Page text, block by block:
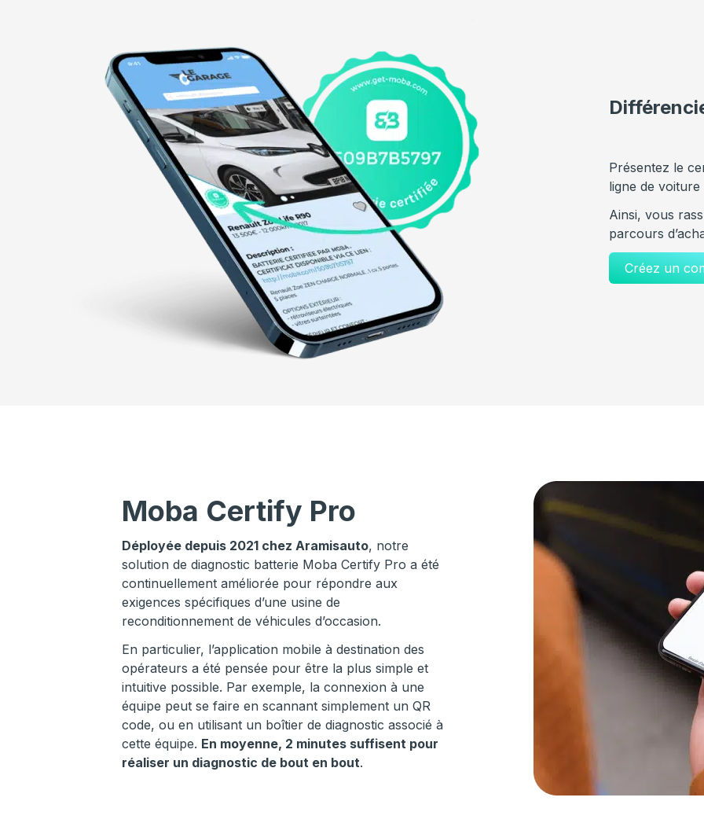
Présentez le
ligne de voiture
Ainsi, vous
parcours
Créez un
Moba Certify Pro
Déployée depuis 2021 chez Aramisauto, notre
solution de diagnostic batterie Moba Certify Pro a été
continuellement améliorée pour répondre aux
exigences spécifiques d’une usine de
reconditionnement de véhicules d’occasion.
En particulier, l’application mobile à destination des
opérateurs a été pensée pour être la plus simple et
intuitive possible. Par exemple, la connexion à une
équipe peut se faire en scannant simplement un QR
code, ou en utilisant un boîtier de diagnostic associé à
cette équipe. En moyenne, 2 minutes suffisent pour
réaliser un diagnostic de bout en bout.